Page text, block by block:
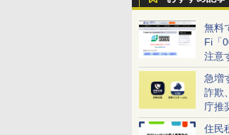
無料
Fi「
注意
急増
詐欺
庁推
しよ
住民